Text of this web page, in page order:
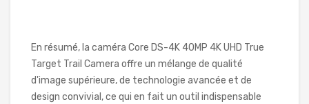
En résumé, la caméra Core DS-4K 40MP 4K UHD True
Target Trail Camera offre un mélange de qualité
d'image supérieure, de technologie avancée et de
design convivial, ce qui en fait un outil indispensable